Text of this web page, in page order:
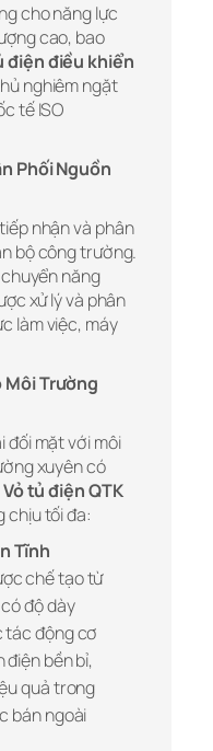
cho năng lực
cao, bao
điện điều khiển
nghiêm ngặt
tế ISO
Phối Nguồn
nhận và phân
bộ công trường.
năng
xử lý và phân
làm việc, máy
Môi Trường
mặt với môi
xuyên có
Vỏ tủ điện QTK
chịu tối đa:
Tĩnh
chế tạo từ
độ dày
tác động cơ
bền bỉ,
quả trong
bán ngoài